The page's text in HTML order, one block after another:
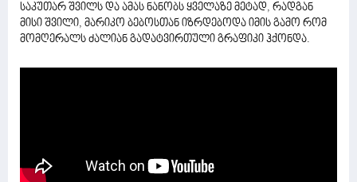
საკუთარ შვილს და ამას ნანობს ყველაზე მეტად, რადგან
მისი შვილი, მარიკო ბებოსთან იზრდებოდა იმის გამო რომ
მომღერალს ძალიან გადატვირთული გრაფიკი ჰქონდა.